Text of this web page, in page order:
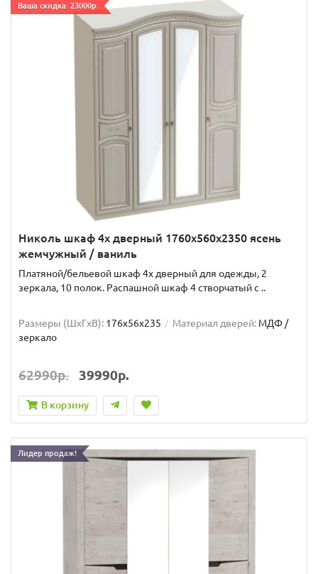
Ваша скидка: 23000р.
Николь шкаф 4х дверный 1760x560x2350 ясень
жемчужный / ваниль
Платяной/бельевой шкаф 4х дверный для одежды, 2
зеркала, 10 полок. Распашной шкаф 4 створчатый с ..
Размеры (ШxГxВ): 176x56x235 Материал дверей: МДФ /
зеркало
62990р. 39990р.
В корзину
Лидер продаж!